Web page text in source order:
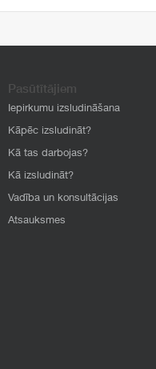
Pasūtītājiem
Iepirkumu izsludināšana
Kāpēc izsludināt?
Kā tas darbojas?
Kā izsludināt?
Vadība un konsultācijas
Atsauksmes